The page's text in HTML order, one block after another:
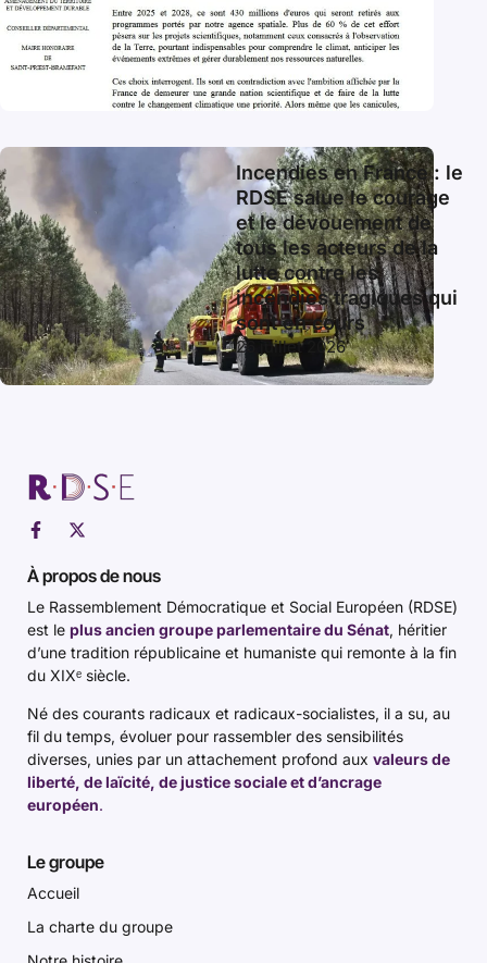
Incendies en France : le
RDSE salue le courage
et le dévouement de
tous les acteurs de la
lutte contre les
incendies tragiques qui
sont en cours
26 juillet 2026
À propos de nous
Le Rassemblement Démocratique et Social Européen (RDSE)
est le plus ancien groupe parlementaire du Sénat, héritier
d’une tradition républicaine et humaniste qui remonte à la fin
du XIXᵉ siècle.
Né des courants radicaux et radicaux-socialistes, il a su, au
fil du temps, évoluer pour rassembler des sensibilités
diverses, unies par un attachement profond aux valeurs de
liberté, de laïcité, de justice sociale et d’ancrage
européen.
Le groupe
Accueil
La charte du groupe